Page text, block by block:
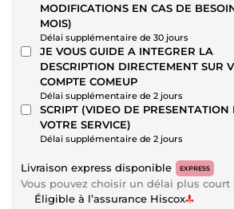
MODIFICATIONS EN CAS DE
MOIS)
Délai supplémentaire de 30 jours
JE VOUS GUIDE A INTEGRER LA
DESCRIPTION DIRECTEMENT SUR
COMPTE COMEUP
Délai supplémentaire de 2 jours
SCRIPT (VIDEO DE PRESENTATION
VOTRE SERVICE)
Délai supplémentaire de 2 jours
Livraison express disponible EXPRESS
Vous pouvez choisir un délai plus
Éligible à l’assurance Hiscox